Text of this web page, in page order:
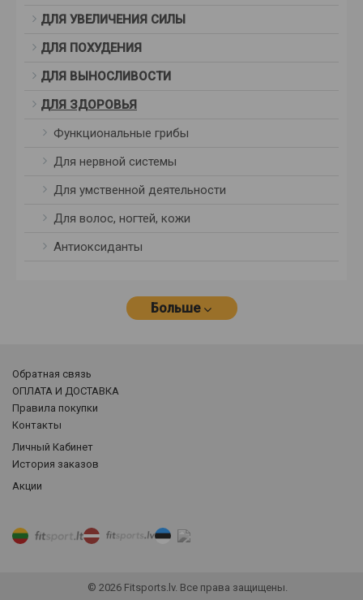
ДЛЯ УВЕЛИЧЕНИЯ СИЛЫ
ДЛЯ ПОХУДЕНИЯ
ДЛЯ ВЫНОСЛИВОСТИ
ДЛЯ ЗДОРОВЬЯ
Функциональные грибы
Для нервной системы
Для умственной деятельности
Для волос, ногтей, кожи
Антиоксиданты
Больше
Обратная связь
ОПЛАТА И ДОСТАВКА
Правила покупки
Контакты
Личный Кабинет
История заказов
Акции
© 2026 Fitsports.lv. Все права защищены.